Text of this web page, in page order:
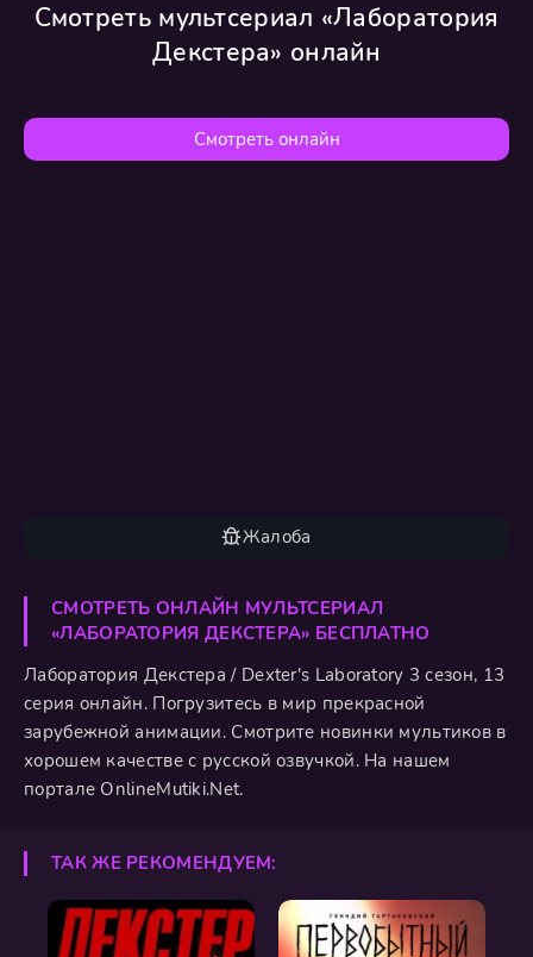
Смотреть мультсериал «Лаборатория
Декстера» онлайн
Смотреть онлайн
Жалоба
СМОТРЕТЬ ОНЛАЙН МУЛЬТСЕРИАЛ
«ЛАБОРАТОРИЯ ДЕКСТЕРА» БЕСПЛАТНО
Лаборатория Декстера / Dexter's Laboratory 3 сезон, 13
серия онлайн. Погрузитесь в мир прекрасной
зарубежной анимации. Смотрите новинки мультиков в
хорошем качестве с русской озвучкой. На нашем
портале OnlineMutiki.Net.
ТАК ЖЕ РЕКОМЕНДУЕМ: